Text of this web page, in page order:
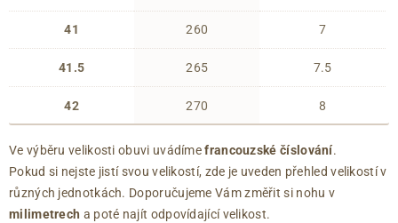
41
41.5
42
260
265
270
7
7.5
8
Ve výběru velikosti obuvi uvádímefrancouzské číslování.
Pokud si nejste jistí svou velikostí, zde je uveden přehled velikostí v
různých jednotkách. Doporučujeme Vám změřit si nohu v
milimetrech a poté najít odpovídající velikost.